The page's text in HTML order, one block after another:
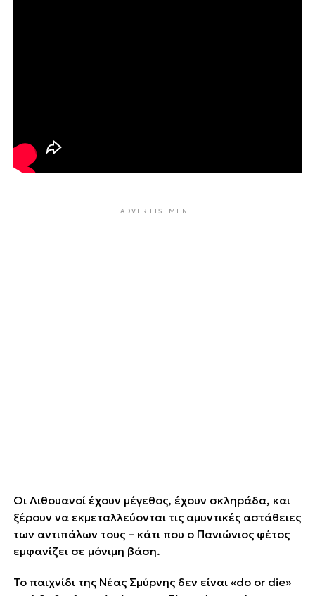
ADVERTISEMENT
Οι Λιθουανοί έχουν μέγεθος, έχουν σκληράδα, και
ξέρουν να εκμεταλλεύονται τις αμυντικές αστάθειες
των αντιπάλων τους – κάτι που ο Πανιώνιος φέτος
εμφανίζει σε μόνιμη βάση.
Το παιχνίδι της Νέας Σμύρνης δεν είναι «do or die»